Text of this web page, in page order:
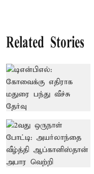
Related Stories